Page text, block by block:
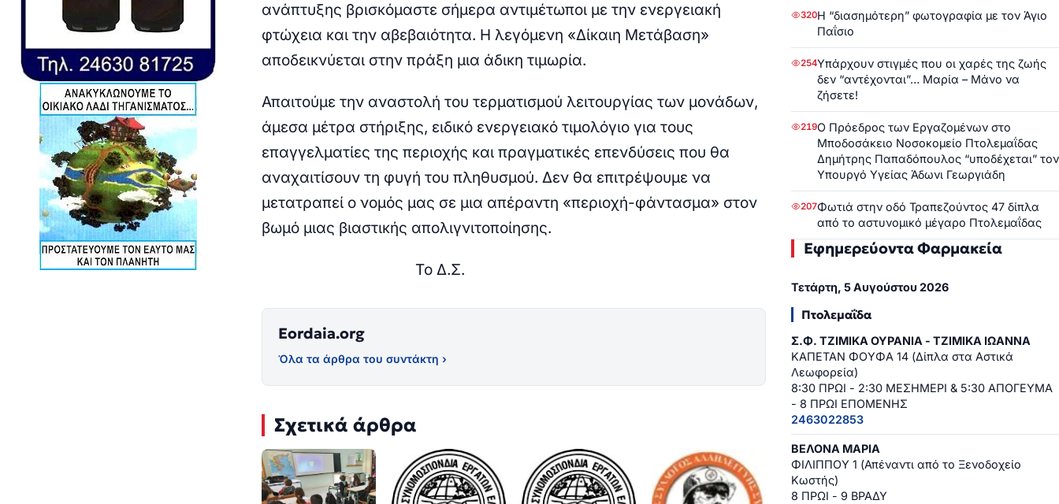
ανάπτυξης βρισκόμαστε σήμερα αντιμέτωποι με την ενεργειακή
φτώχεια και την αβεβαιότητα. Η λεγόμενη «Δίκαιη Μετάβαση»
αποδεικνύεται στην πράξη μια άδικη τιμωρία.
Απαιτούμε την αναστολή του τερματισμού λειτουργίας των μονάδων,
άμεσα μέτρα στήριξης, ειδικό ενεργειακό τιμολόγιο για τους
επαγγελματίες της περιοχής και πραγματικές επενδύσεις που θα
αναχαιτίσουν τη φυγή του πληθυσμού. Δεν θα επιτρέψουμε να
μετατραπεί ο νομός μας σε μια απέραντη «περιοχή-φάντασμα» στον
βωμό μιας βιαστικής απολιγνιτοποίησης.
Το Δ.Σ.
Eordaia.org
Όλα τα άρθρα του συντάκτη ›
Σχετικά άρθρα
320Η “διασημότερη” φωτογραφία με τον Άγιο
Παΐσιο
254Υπάρχουν στιγμές που οι χαρές της ζωής
δεν “αντέχονται”… Μαρία – Μάνο να
ζήσετε!
219Ο Πρόεδρος των Εργαζομένων στο
Μποδοσάκειο Νοσοκομείο Πτολεμαΐδας
Δημήτρης Παπαδόπουλος “υποδέχεται” τον
Υπουργό Υγείας Άδωνι Γεωργιάδη
207Φωτιά στην οδό Τραπεζούντος 47 δίπλα
από το αστυνομικό μέγαρο Πτολεμαΐδας
Εφημερεύοντα Φαρμακεία
Τετάρτη, 5 Αυγούστου 2026
Πτολεμαΐδα
Σ.Φ. ΤΖΙΜΙΚΑ ΟΥΡΑΝΙΑ - ΤΖΙΜΙΚΑ ΙΩΑΝΝΑ
ΚΑΠΕΤΑΝ ΦΟΥΦΑ 14 (Δίπλα στα Αστικά
Λεωφορεία)
8:30 ΠΡΩΙ - 2:30 ΜΕΣΗΜΕΡΙ & 5:30 ΑΠΟΓΕΥΜΑ
- 8 ΠΡΩΙ ΕΠΟΜΕΝΗΣ
2463022853
ΒΕΛΟΝΑ ΜΑΡΙΑ
ΦΙΛΙΠΠΟΥ 1 (Απέναντι από το Ξενοδοχείο
Κωστής)
8 ΠΡΩΙ - 9 ΒΡΑΔΥ